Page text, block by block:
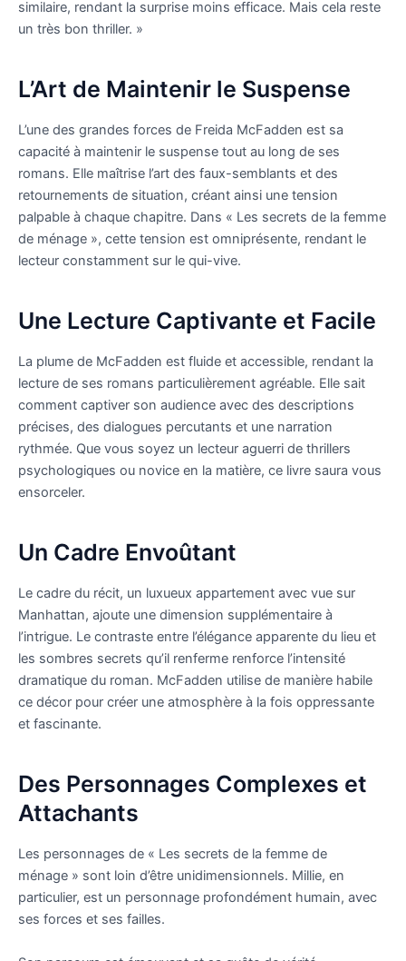
similaire, rendant la surprise moins efficace. Mais cela reste
un très bon thriller. »
L’Art de Maintenir le Suspense
L’une des grandes forces de Freida McFadden est sa
capacité à maintenir le suspense tout au long de ses
romans. Elle maîtrise l’art des faux-semblants et des
retournements de situation, créant ainsi une tension
palpable à chaque chapitre. Dans « Les secrets de la femme
de ménage », cette tension est omniprésente, rendant le
lecteur constamment sur le qui-vive.
Une Lecture Captivante et Facile
La plume de McFadden est fluide et accessible, rendant la
lecture de ses romans particulièrement agréable. Elle sait
comment captiver son audience avec des descriptions
précises, des dialogues percutants et une narration
rythmée. Que vous soyez un lecteur aguerri de thrillers
psychologiques ou novice en la matière, ce livre saura vous
ensorceler.
Un Cadre Envoûtant
Le cadre du récit, un luxueux appartement avec vue sur
Manhattan, ajoute une dimension supplémentaire à
l’intrigue. Le contraste entre l’élégance apparente du lieu et
les sombres secrets qu’il renferme renforce l’intensité
dramatique du roman. McFadden utilise de manière habile
ce décor pour créer une atmosphère à la fois oppressante
et fascinante.
Des Personnages Complexes et
Attachants
Les personnages de « Les secrets de la femme de
ménage » sont loin d’être unidimensionnels. Millie, en
particulier, est un personnage profondément humain, avec
ses forces et ses failles.